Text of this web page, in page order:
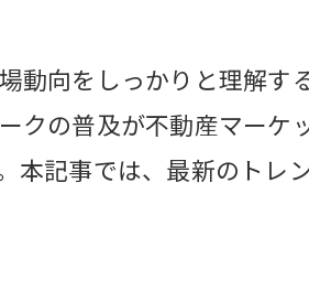
動向をしっかりと理解す
クの普及が不動産マーケ
本記事では、最新のトレ